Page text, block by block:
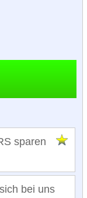
sparen
bei uns